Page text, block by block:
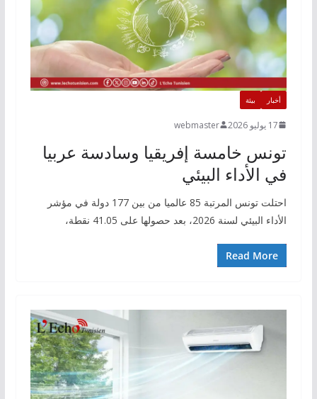
أخبار بيئة
17 يوليو 2026 webmaster
تونس خامسة إفريقيا وسادسة عربيا
في الأداء البيئي
احتلت تونس المرتبة 85 عالميا من بين 177 دولة في مؤشر
الأداء البيئي لسنة 2026، بعد حصولها على 41.05 نقطة،
Read More